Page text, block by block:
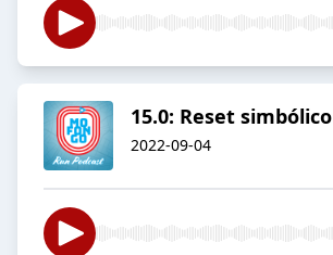
15.0: Reset simbólico
2022-09-04